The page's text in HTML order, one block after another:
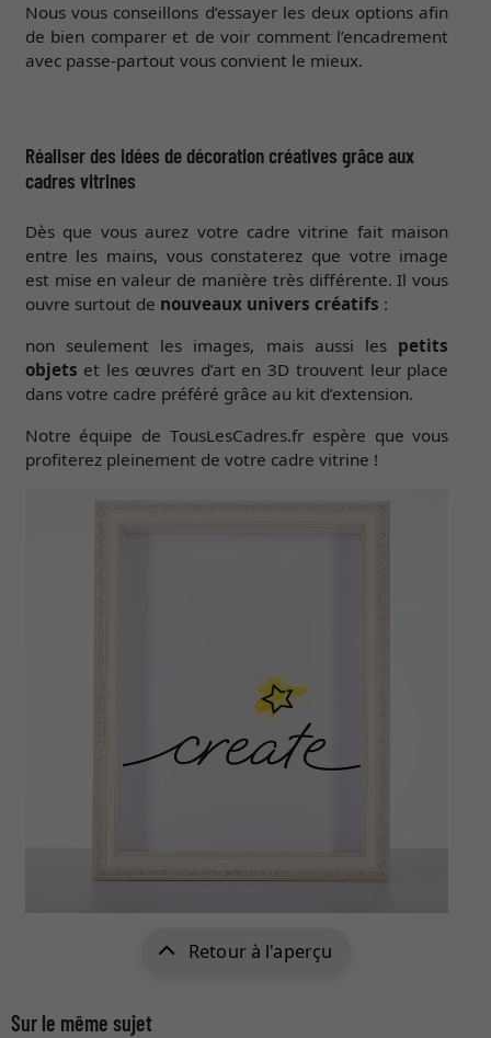
Nous vous conseillons d’essayer les deux options afin
de bien comparer et de voir comment l’encadrement
avec passe-partout vous convient le mieux.
Réaliser des idées de décoration créatives grâce aux
cadres vitrines
Dès que vous aurez votre cadre vitrine fait maison
entre les mains, vous constaterez que votre image
est mise en valeur de manière très différente. Il vous
ouvre surtout de nouveaux univers créatifs :
non seulement les images, mais aussi les petits
objets et les œuvres d’art en 3D trouvent leur place
dans votre cadre préféré grâce au kit d’extension.
Notre équipe de TousLesCadres.fr espère que vous
profiterez pleinement de votre cadre vitrine !
Retour à l'aperçu
Sur le même sujet